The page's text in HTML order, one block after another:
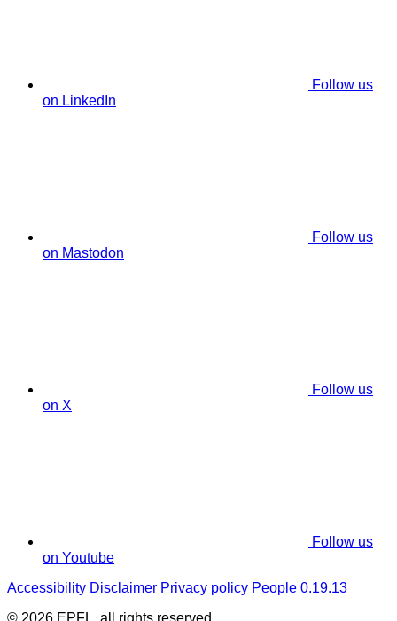
Follow us
on LinkedIn
Follow us
on Mastodon
Follow us
on X
Follow us
on Youtube
Accessibility Disclaimer Privacy policy People 0.19.13